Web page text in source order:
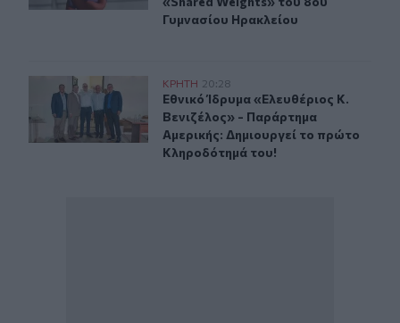
Γυμνασίου Ηρακλείου
Εθνικό Ίδρυμα «Ελευθέριος Κ. Βενιζέλος» -
ΚΡΗΤΗ 20:28
Εθνικό Ίδρυμα «Ελευθέριος Κ.
Εθνικό Ίδρυμα «Ελευθέριος Κ.
Βενιζέλος» - Παράρτημα
Αμερικής: Δημιουργεί το πρώτο
Κληροδότημά του!